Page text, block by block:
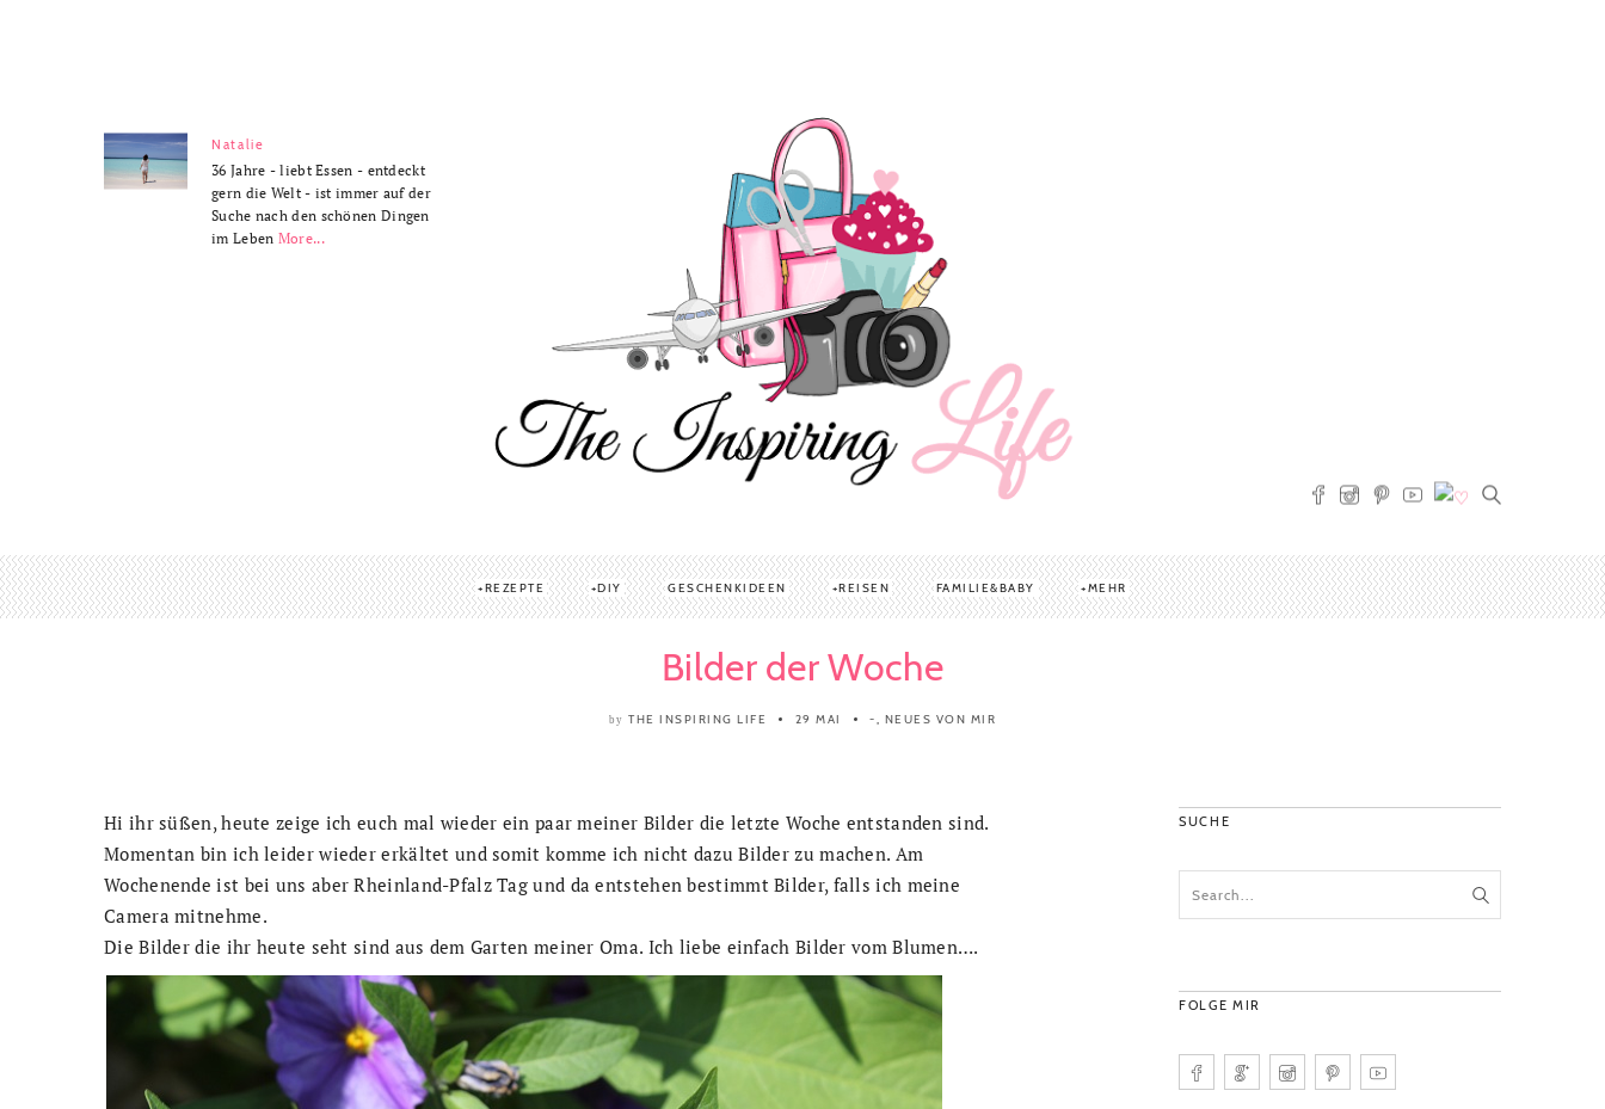
Natalie
36 Jahre - liebt Essen - entdeckt
gern die Welt - ist immer auf der
Suche nach den schönen Dingen
im Leben More...
REZEPTE DIY GESCHENKIDEEN REISEN FAMILIE&BABY MEHR
Bilder der Woche
by THE INSPIRING LIFE 29 MAI -, NEUES VON MIR
Hi ihr süßen, heute zeige ich euch mal wieder ein paar meiner Bilder die letzte Woche entstanden sind.
Momentan bin ich leider wieder erkältet und somit komme ich nicht dazu Bilder zu machen. Am
Wochenende ist bei uns aber Rheinland-Pfalz Tag und da entstehen bestimmt Bilder, falls ich meine
Camera mitnehme.
Die Bilder die ihr heute seht sind aus dem Garten meiner Oma. Ich liebe einfach Bilder vom Blumen….
SUCHE
FOLGE MIR